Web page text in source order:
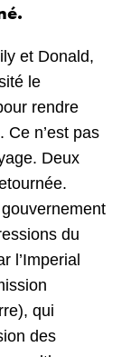
et Donald,
le
rendre
Ce n’est pas
Deux
du
l’Imperial
qui
des